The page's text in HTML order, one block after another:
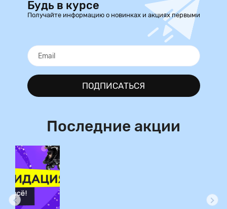
Будь в курсе
Получайте информацию о новинках и акциях первыми
ПОДПИСАТЬСЯ
Последние акции